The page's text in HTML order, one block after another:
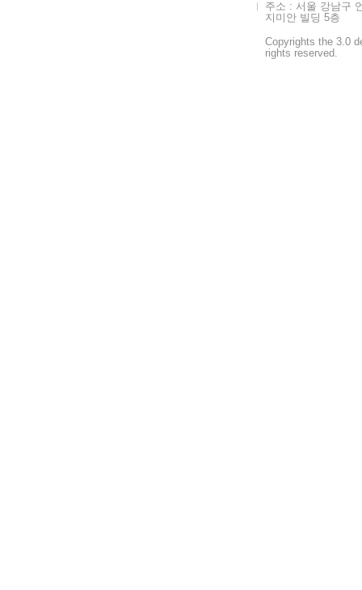
주소 : 서울 강남구
지미안 빌딩 5층
Copyrights the 3.0
rights reserved.